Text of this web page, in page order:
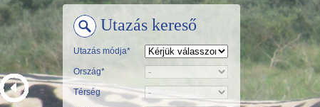
Utazás kereső
Utazás módja*
Ország*
Térség